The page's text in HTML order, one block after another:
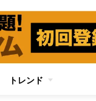
トレンド